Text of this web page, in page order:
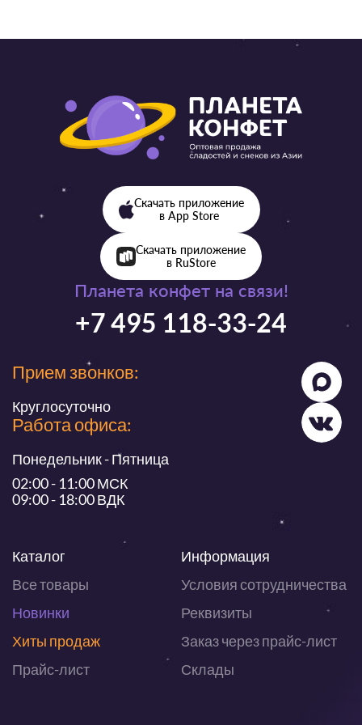
Планета конфет на связи!
+7 495 118-33-24
Прием звонков:
Круглосуточно
Работа офиса:
Понедельник - Пятница
02:00 - 11:00 МСК
09:00 - 18:00 ВДК
Каталог
Все товары
Новинки
Хиты продаж
Прайс-лист
Информация
Условия сотрудничества
Реквизиты
Заказ через прайс-лист
Склады
Скачать приложение
в App Store
Скачать приложение
в RuStore